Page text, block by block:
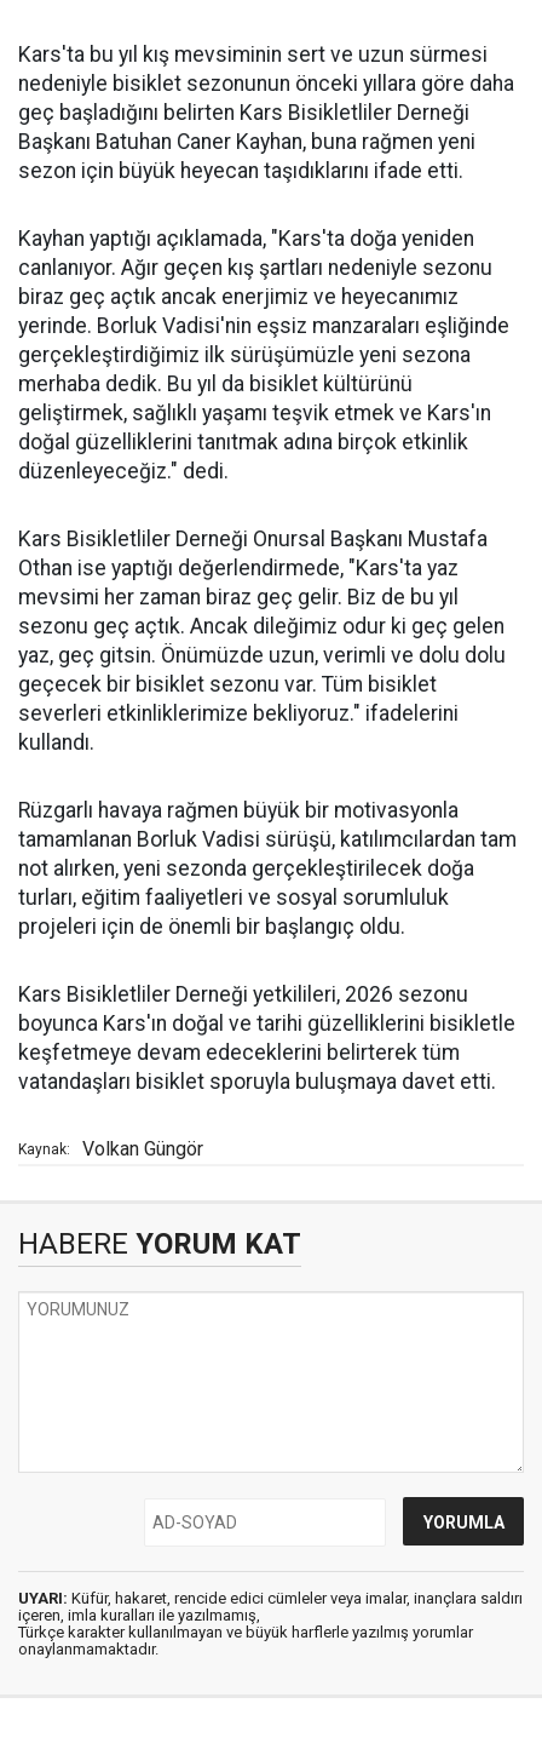
Kars'ta bu yıl kış mevsiminin sert ve uzun sürmesi
nedeniyle bisiklet sezonunun önceki yıllara göre daha
geç başladığını belirten Kars Bisikletliler Derneği
Başkanı Batuhan Caner Kayhan, buna rağmen yeni
sezon için büyük heyecan taşıdıklarını ifade etti.
Kayhan yaptığı açıklamada, "Kars'ta doğa yeniden
canlanıyor. Ağır geçen kış şartları nedeniyle sezonu
biraz geç açtık ancak enerjimiz ve heyecanımız
yerinde. Borluk Vadisi'nin eşsiz manzaraları eşliğinde
gerçekleştirdiğimiz ilk sürüşümüzle yeni sezona
merhaba dedik. Bu yıl da bisiklet kültürünü
geliştirmek, sağlıklı yaşamı teşvik etmek ve Kars'ın
doğal güzelliklerini tanıtmak adına birçok etkinlik
düzenleyeceğiz." dedi.
Kars Bisikletliler Derneği Onursal Başkanı Mustafa
Othan ise yaptığı değerlendirmede, "Kars'ta yaz
mevsimi her zaman biraz geç gelir. Biz de bu yıl
sezonu geç açtık. Ancak dileğimiz odur ki geç gelen
yaz, geç gitsin. Önümüzde uzun, verimli ve dolu dolu
geçecek bir bisiklet sezonu var. Tüm bisiklet
severleri etkinliklerimize bekliyoruz." ifadelerini
kullandı.
Rüzgarlı havaya rağmen büyük bir motivasyonla
tamamlanan Borluk Vadisi sürüşü, katılımcılardan tam
not alırken, yeni sezonda gerçekleştirilecek doğa
turları, eğitim faaliyetleri ve sosyal sorumluluk
projeleri için de önemli bir başlangıç oldu.
Kars Bisikletliler Derneği yetkilileri, 2026 sezonu
boyunca Kars'ın doğal ve tarihi güzelliklerini bisikletle
keşfetmeye devam edeceklerini belirterek tüm
vatandaşları bisiklet sporuyla buluşmaya davet etti.
Kaynak: Volkan Güngör
HABERE YORUM KAT
UYARI: Küfür, hakaret, rencide edici cümleler veya imalar, inançlara saldırı
içeren, imla kuralları ile yazılmamış,
Türkçe karakter kullanılmayan ve büyük harflerle yazılmış yorumlar
onaylanmamaktadır.